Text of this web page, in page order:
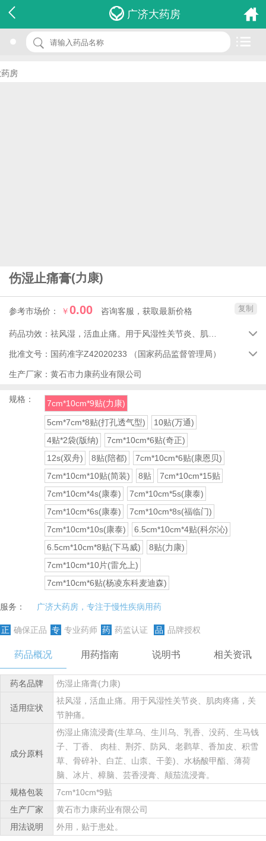
广济大药房
伤湿止痛膏(力康)
参考市场价： ￥0.00 咨询客服，获取最新价格
名 称：伤湿止痛膏
品 牌：(力康)
复制
药品功效： 
批准文号： 国药准字Z42020233 （国家药品监督管理局） 
生产厂家： 黄石市力康药业有限公司
规格：
7cm*10cm*9贴(力康)
5cm*7cm*8贴(打孔透气型)
10贴(万通)
4贴*2袋(版纳)
7cm*10cm*6贴(奇正)
12s(双舟)
8贴(陪都)
7cm*10cm*6贴(康恩贝)
7cm*10cm*10贴(简装)
8贴
7cm*10cm*15贴
7cm*10cm*4s(康泰)
7cm*10cm*5s(康泰)
7cm*10cm*6s(康泰)
7cm*10cm*8s(福临门)
7cm*10cm*10s(康泰)
6.5cm*10cm*4贴(科尔沁)
6.5cm*10cm*8贴(下马威)
8贴(力康)
7cm*10cm*10片(雷允上)
7cm*10cm*6贴(杨凌东科麦迪森)
服务： 广济大药房，专注于慢性疾病用药
正 确保正品 专 专业药师 药 药监认证 品 品牌授权
药品概况 用药指南 说明书 相关资讯
药名品牌 伤湿止痛膏(力康)
适用症状
祛风湿，活血止痛。用于风湿性关节炎、肌肉疼痛，关
节肿痛。
成分原料
伤湿止痛流浸膏(生草乌、生川乌、乳香、没药、生马钱
子、丁香、 肉桂、荆芥、防风、老鹳草、香加皮、积雪
草、骨碎补、白芷、山柰、干姜)、水杨酸甲酯、薄荷
脑、冰片、樟脑、芸香浸膏、颠茄流浸膏。
规格包装
7cm*10cm*9贴
生产厂家
黄石市力康药业有限公司
用法说明
外用，贴于患处。